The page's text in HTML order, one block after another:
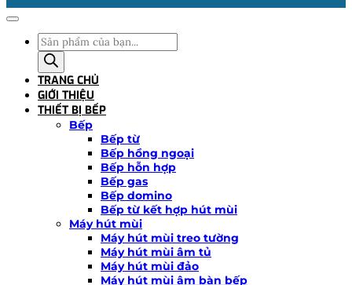
Tìm
kiếm
sản
phẩm
TRANG CHỦ
GIỚI THIỆU
THIẾT BỊ BẾP
Bếp
Bếp từ
Bếp hồng ngoại
Bếp hỗn hợp
Bếp gas
Bếp domino
Bếp từ kết hợp hút mùi
Máy hút mùi
Máy hút mùi treo tường
Máy hút mùi âm tủ
Máy hút mùi đảo
Máy hút mùi âm bàn bếp